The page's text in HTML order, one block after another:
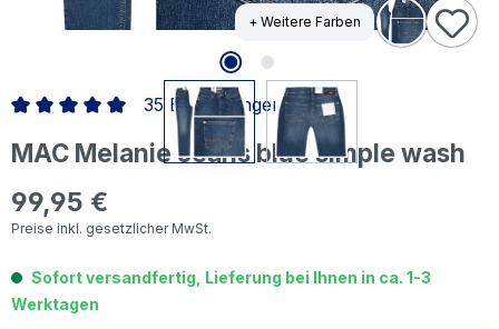
+ Weitere Farben
MAC Melanie Jeans blue simple wash
Regulärer Preis:
99,95 €
Preise inkl. gesetzlicher MwSt.
Durchschnittliche Bewertung von 5 von 5 Sternen
35 Bewertungen
Sofort versandfertig, Lieferung bei Ihnen in ca. 1-3
Werktagen